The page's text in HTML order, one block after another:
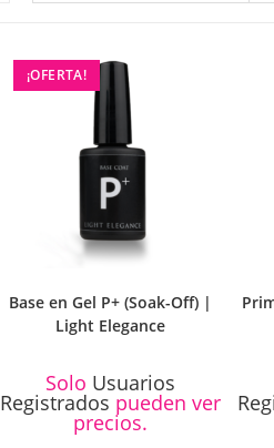
LA
¡OFERTA!
Base en Gel P+ (Soak-Off) |
Light Elegance
Solo Usuarios
Registrados pueden ver
precios.